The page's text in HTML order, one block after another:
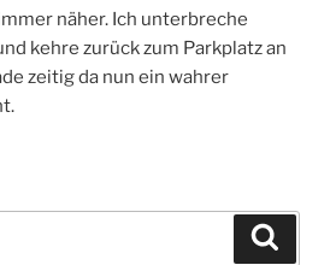
näher. Ich unterbreche
kehre zurück zum Parkplatz an
zeitig da nun ein wahrer